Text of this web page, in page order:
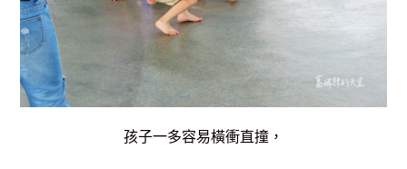
孩子一多容易橫衝直撞，